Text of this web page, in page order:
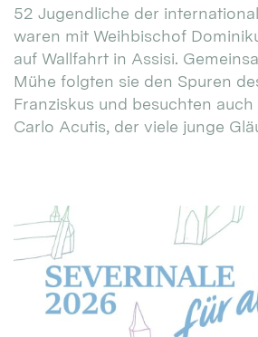
52 Jugendliche der
waren mit Weihbischof
auf Wallfahrt in Assisi.
Mühe folgten sie den Spuren
Franziskus und besuchten
Carlo Acutis, der viele junge